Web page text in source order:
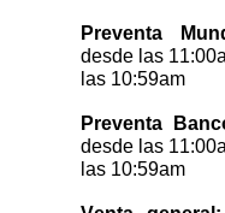
Preventa
desde las
las 10:59am
Preventa
desde las
las 10:59am